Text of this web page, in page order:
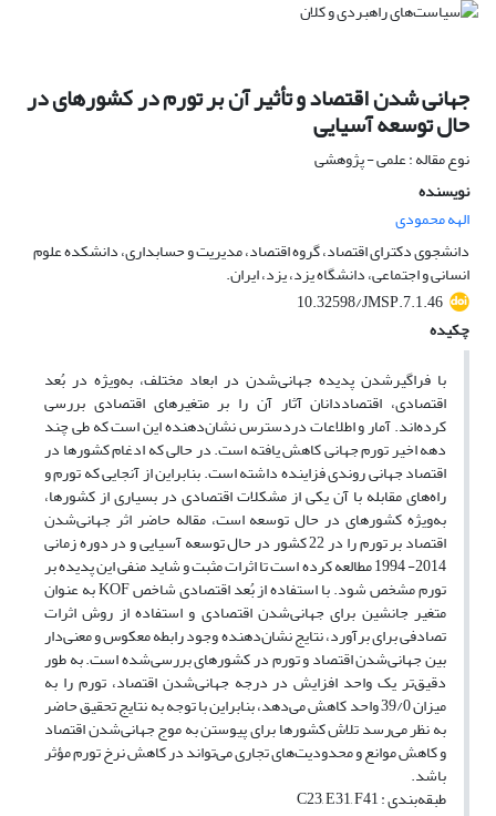
جهانی شدن اقتصاد و تأثیر آن بر تورم در کشورهای در
حال توسعه آسیایی
نوع مقاله : علمی - پژوهشی
نویسنده
الهه محمودی
دانشجوی دکترای اقتصاد، گروه اقتصاد، مدیریت و حسابداری، دانشکده علوم
انسانی و اجتماعی، دانشگاه یزد، یزد، ایران.
10.32598/JMSP.7.1.46
چکیده
با فراگیر‌شدن پدیده جهانی‌شدن در ابعاد مختلف، به‌ویژه در بُعد
اقتصادی، اقتصاددانان آثار آن را بر متغیرهای اقتصادی بررسی
کرده‌اند. آمار و اطلاعات در‌دسترس نشان‌دهنده این است که طی چند
دهه اخیر تورم جهانی کاهش یافته است. در حالی که ادغام کشورها در
اقتصاد جهانی روندی فزاینده داشته است. بنابراین از آنجایی که تورم و
راه‌های مقابله با آن یکی از مشکلات اقتصادی در بسیاری از کشورها،
به‌ویژه کشورهای در حال توسعه است، مقاله حاضر اثر جهانی‌شدن
اقتصاد بر تورم را در 22 کشور در حال توسعه آسیایی و در دوره زمانی
2014- 1994 مطالعه کرده است تا اثرات مثبت و شاید منفی این پدیده بر
تورم مشخص شود. با استفاده از بُعد اقتصادی شاخص KOF به عنوان
متغیر جانشین برای جهانی‌شدن اقتصادی و استفاده از روش اثرات
تصادفی برای برآورد، نتایج نشان‌دهنده وجود رابطه معکوس و معنی‌دار
بین جهانی‌شدن اقتصاد و تورم در کشورهای بررسی‌شده است. به طور
دقیق‌تر یک واحد افزایش در درجه جهانی‌شدن اقتصاد، تورم را به
میزان 39/0 واحد کاهش می‌دهد، بنابراین با توجه به نتایج تحقیق حاضر
به نظر می‌رسد تلاش کشورها برای پیوستن به موج جهانی‌شدن اقتصاد
و کاهش موانع و محدودیت‌های تجاری می‌تواند در کاهش نرخ تورم مؤثر
باشد.
طبقه‌بندی : C23, E31, F41